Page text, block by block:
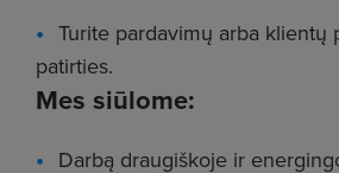
Turite pardavimų arba klientų
patirties.
Mes siūlome:
Darbą draugiškoje ir